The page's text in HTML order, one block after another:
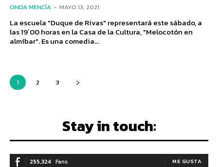
ONDA MENCÍA - MAYO 13, 2021
La escuela "Duque de Rivas" representará este sábado, a
las 19´00 horas en la Casa de la Cultura, "Melocotón en
almíbar". Es una comedia...
1 2 3
Stay in touch:
255,324 Fans ME GUSTA